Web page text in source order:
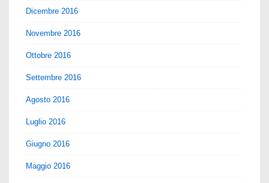
Dicembre 2016
Novembre 2016
Ottobre 2016
Settembre 2016
Agosto 2016
Luglio 2016
Giugno 2016
Maggio 2016